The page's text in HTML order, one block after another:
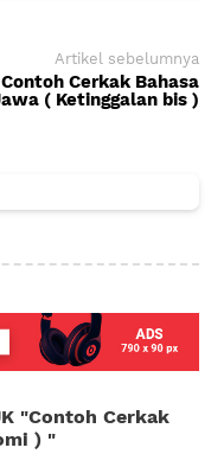
Artikel sebelumnya
Contoh Cerkak Bahasa
( Ketinggalan bis )
"Contoh Cerkak
) "